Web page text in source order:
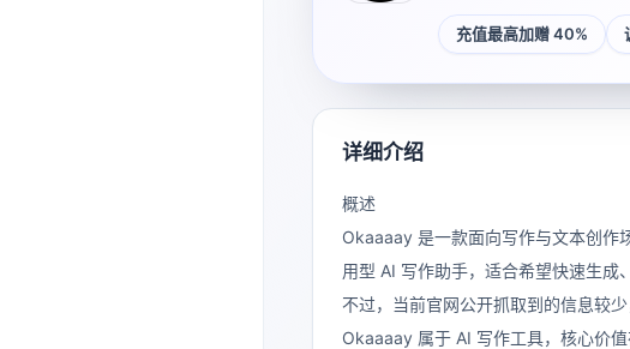
充值最高加赠 40%
详细介绍
概述
Okaaaay 是一款面向写作与文本创作
用型 AI 写作助手，适合希望快速生成
不过，当前官网公开抓取到的信息较
Okaaaay 属于 AI 写作工具，核心价